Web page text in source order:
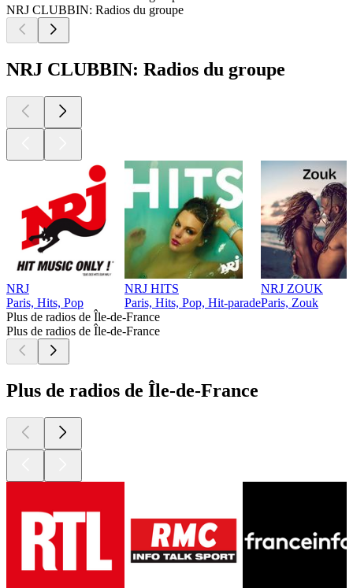
NRJ CLUBBIN: Radios du groupe
NRJ CLUBBIN: Radios du groupe
NRJ
Paris, Hits, Pop
NRJ HITS
Paris, Hits, Pop, Hit-parade
NRJ ZOUK
Paris, Zouk
Plus de radios de Île-de-France
Plus de radios de Île-de-France
Plus de radios de Île-de-France